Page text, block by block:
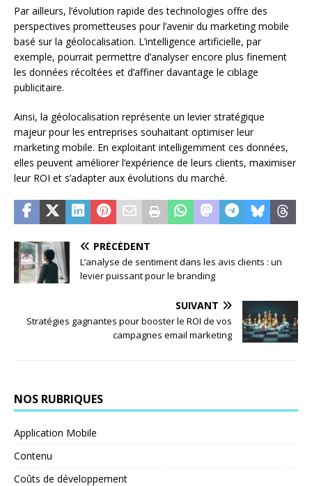
Par ailleurs, l’évolution rapide des technologies offre des
perspectives prometteuses pour l’avenir du marketing mobile
basé sur la géolocalisation. L’intelligence artificielle, par
exemple, pourrait permettre d’analyser encore plus finement
les données récoltées et d’affiner davantage le ciblage
publicitaire.
Ainsi, la géolocalisation représente un levier stratégique
majeur pour les entreprises souhaitant optimiser leur
marketing mobile. En exploitant intelligemment ces données,
elles peuvent améliorer l’expérience de leurs clients, maximiser
leur ROI et s’adapter aux évolutions du marché.
PRÉCÉDENT
L’analyse de sentiment dans les avis clients : un
levier puissant pour le branding
SUIVANT
Stratégies gagnantes pour booster le ROI de vos
campagnes email marketing
NOS RUBRIQUES
Application Mobile
Contenu
Coûts de développement